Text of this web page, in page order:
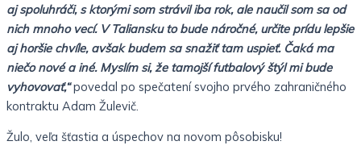
aj spoluhráči, s ktorými som strávil iba rok, ale naučil som sa od
nich mnoho vecí. V Taliansku to bude náročné, určite prídu lepšie
aj horšie chvíle, avšak budem sa snažiť tam uspieť. Čaká ma
niečo nové a iné. Myslím si, že tamojší futbalový štýl mi bude
vyhovovať,“povedal po spečatení svojho prvého zahraničného
kontraktu Adam Žulevič.
Žulo, veľa šťastia a úspechov na novom pôsobisku!